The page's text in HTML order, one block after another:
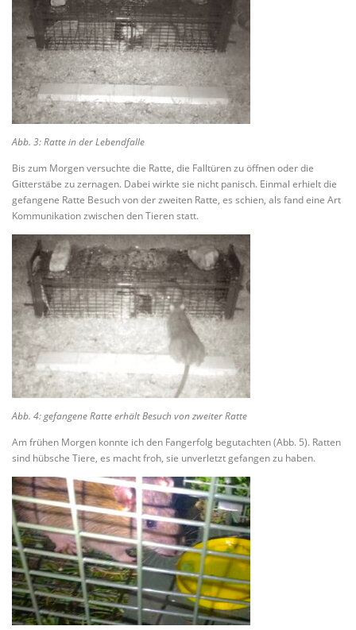
Abb. 3: Ratte in der Lebendfalle
Bis zum Morgen versuchte die Ratte, die Falltüren zu öffnen oder die
Gitterstäbe zu zernagen. Dabei wirkte sie nicht panisch. Einmal erhielt die
gefangene Ratte Besuch von der zweiten Ratte, es schien, als fand eine Art
Kommunikation zwischen den Tieren statt.
Abb. 4: gefangene Ratte erhält Besuch von zweiter Ratte
Am frühen Morgen konnte ich den Fangerfolg begutachten (Abb. 5). Ratten
sind hübsche Tiere, es macht froh, sie unverletzt gefangen zu haben.